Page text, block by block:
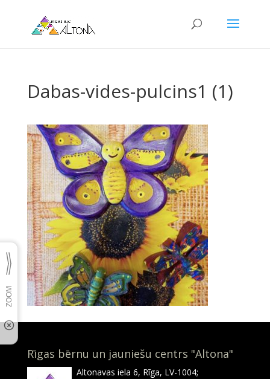
Dabas-vides-pulcins1 (1)
Rīgas bērnu un jauniešu centrs "Altona"
Altonavas iela 6, Rīga, LV-1004;